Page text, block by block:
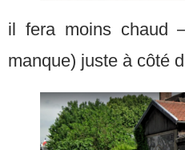
il fera moins chaud
manque) juste à côté